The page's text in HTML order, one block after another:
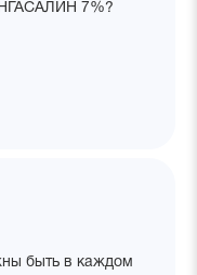
7%?
быть в каждом